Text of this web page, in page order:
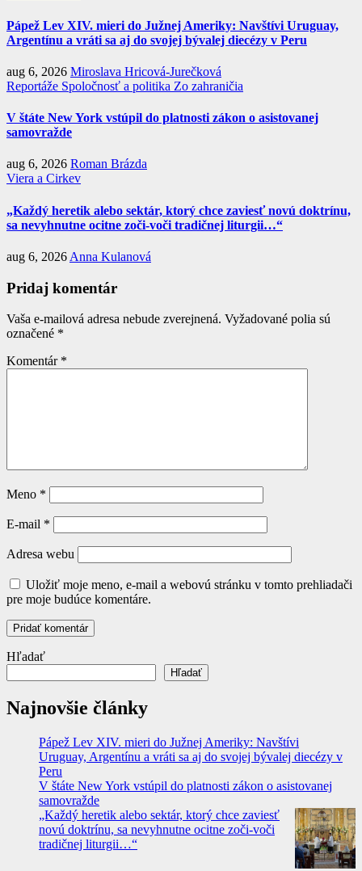
Pápež Lev XIV. mieri do Južnej Ameriky: Navštívi Uruguay,
Argentínu a vráti sa aj do svojej bývalej diecézy v Peru
aug 6, 2026 Miroslava Hricová-Jurečková
Reportáže Spoločnosť a politika Zo zahraničia
V štáte New York vstúpil do platnosti zákon o asistovanej
samovražde
aug 6, 2026 Roman Brázda
Viera a Cirkev
„Každý heretik alebo sektár, ktorý chce zaviesť novú doktrínu,
sa nevyhnutne ocitne zoči-voči tradičnej liturgii…“
aug 6, 2026 Anna Kulanová
Pridaj komentár
Vaša e-mailová adresa nebude zverejnená. Vyžadované polia sú
označené *
Komentár *
Meno *
E-mail *
Adresa webu
Uložiť moje meno, e-mail a webovú stránku v tomto prehliadači
pre moje budúce komentáre.
Hľadať
Hľadať
Najnovšie články
Pápež Lev XIV. mieri do Južnej Ameriky: Navštívi
Uruguay, Argentínu a vráti sa aj do svojej bývalej diecézy v
Peru
V štáte New York vstúpil do platnosti zákon o asistovanej
samovražde
„Každý heretik alebo sektár, ktorý chce zaviesť
novú doktrínu, sa nevyhnutne ocitne zoči-voči
tradičnej liturgii…“